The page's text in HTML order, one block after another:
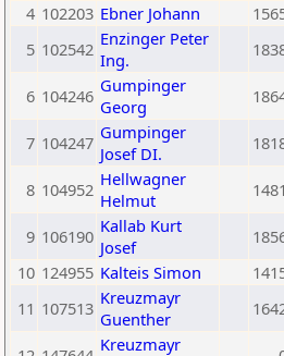
4 102203 Ebner Johann
5 102542 Enzinger Peter
Ing.
6 104246 Gumpinger
Georg
7 104247 Gumpinger
Josef DI.
8 104952 Hellwagner
Helmut
1481
9 106190 Kallab Kurt
Josef
10 124955 Kalteis Simon
11 107513 Kreuzmayr
Guenther
Kreuzmayr